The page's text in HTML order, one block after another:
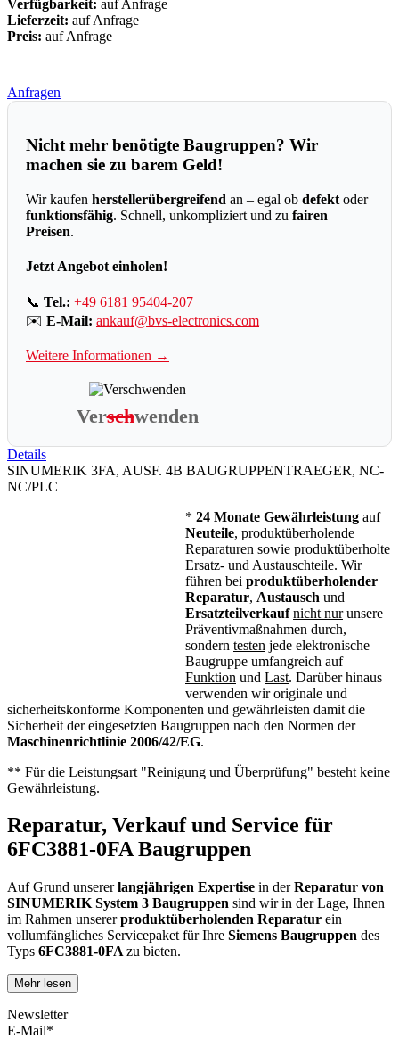
Verfügbarkeit: auf Anfrage
Lieferzeit: auf Anfrage
Preis: auf Anfrage
Anfragen
Nicht mehr benötigte Baugruppen? Wir
machen sie zu barem Geld!
Wir kaufen herstellerübergreifend an – egal ob defekt oder
funktionsfähig. Schnell, unkompliziert und zu fairen
Preisen.
Jetzt Angebot einholen!
📞 Tel.: +49 6181 95404-207
✉️ E-Mail: ankauf@bvs-electronics.com
Weitere Informationen →
Verschwenden
Details
SINUMERIK 3FA, AUSF. 4B BAUGRUPPENTRAEGER, NC-
NC/PLC
* 24 Monate Gewährleistung auf
Neuteile, produktüberholende
Reparaturen sowie produktüberholte
Ersatz- und Austauschteile. Wir
führen bei produktüberholender
Reparatur, Austausch und
Ersatzteilverkauf nicht nurunsere
Präventivmaßnahmen durch,
sondern testen jede elektronische
Baugruppe umfangreich auf
Funktion und Last. Darüber hinaus
verwenden wir originale und
sicherheitskonforme Komponenten und gewährleisten damit die
Sicherheit der eingesetzten Baugruppen nach den Normen der
Maschinenrichtlinie 2006/42/EG.
** Für die Leistungsart "Reinigung und Überprüfung" besteht keine
Gewährleistung.
Reparatur, Verkauf und Service für
6FC3881-0FA Baugruppen
Auf Grund unsererlangjährigen Expertise in derReparatur von
SINUMERIK System 3 Baugruppen sind wir in der Lage, Ihnen
im Rahmen unsererproduktüberholenden Reparatur ein
vollumfängliches Servicepaket für Ihre Siemens Baugruppen des
Typs 6FC3881-0FA zu bieten.
Dies unterscheidet unsere
konventionellen Reparaturen:
Mehr lesen
Newsletter
E-Mail*